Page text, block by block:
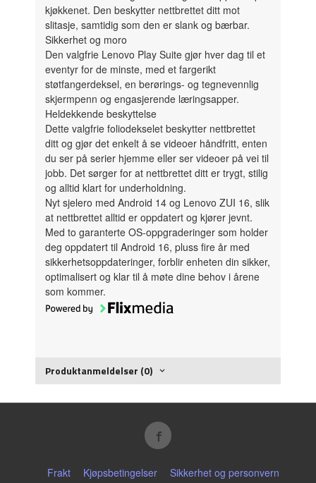
kjøkkenet. Den beskytter nettbrettet ditt mot
slitasje, samtidig som den er slank og bærbar.
Sikkerhet og moro
Den valgfrie Lenovo Play Suite gjør hver dag til et
eventyr for de minste, med et fargerikt
støtfangerdeksel, en berørings- og tegnevennlig
skjermpenn og engasjerende læringsapper.
Heldekkende beskyttelse
Dette valgfrie foliodekselet beskytter nettbrettet
ditt og gjør det enkelt å se videoer håndfritt, enten
du ser på serier hjemme eller ser videoer på vei til
jobb. Det sørger for at nettbrettet ditt er trygt, stilig
og alltid klart for underholdning.
Nyt sjelero med Android 14 og Lenovo ZUI 16, slik
at nettbrettet alltid er oppdatert og kjører jevnt.
Med to garanterte OS-oppgraderinger som holder
deg oppdatert til Android 16, pluss fire år med
sikkerhetsoppdateringer, forblir enheten din sikker,
optimalisert og klar til å møte dine behov i årene
som kommer.
Produktanmeldelser (0)
Frakt Kjøpsbetingelser Sikkerhet og personvern